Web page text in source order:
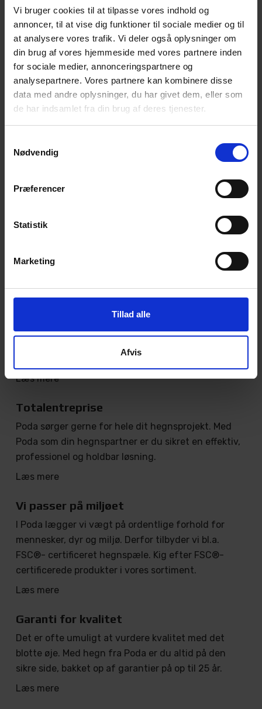
Vi bruger cookies til at tilpasse vores indhold og
annoncer, til at vise dig funktioner til sociale medier og til
at analysere vores trafik. Vi deler også oplysninger om
din brug af vores hjemmeside med vores partnere inden
for sociale medier, annonceringspartnere og
analysepartnere. Vores partnere kan kombinere disse
data med andre oplysninger, du har givet dem, eller som
de har indsamlet fra din brug af deres tjenester.
Nødvendig
Præferencer
Statistik
Marketing
Tillad alle
Afvis
Find din lokale Poda partner
Din lokale Poda partner er klar med svar og
– det giver dig den bedst mulige hegnsøkonomi.
Læs mere
Totalentreprise
Poda sørger gerne for hele dit hegnsprojekt. Med
Poda som din hegnspartner er du sikret en effektiv,
professionel og holdbar løsning.
Læs mere
Vi passer på miljøet
I Poda lægger vi vægt på ordentlige forhold for
mennesker, dyr og miljø. Derfor tilbyder vi bl.a.
FSC®- certificeret hegnspæle. Kig efter FSC®-
certificerede produkter i vores sortiment.
Læs mere
Garanti for kvalitet
Det er ofte umuligt at vurdere kvalitet med det
blotte øje. Med hegn fra Poda er du altid på den
sikre side, bakket op af garantier på op til 25 år.
Læs mere